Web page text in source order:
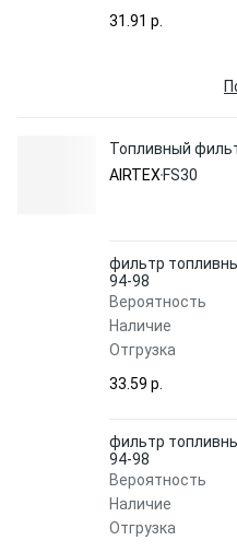
31.91 p.
Топливный
AIRTEX FS30
фильтр
94-98
Вероятность
Наличие
Отгрузка
33.59 p.
фильтр
94-98
Вероятность
Наличие
Отгрузка